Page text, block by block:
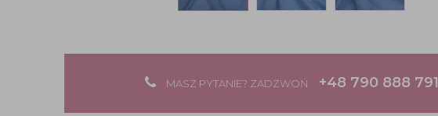
MASZ PYTANIE? ZADZWOŃ +48 790 888 791